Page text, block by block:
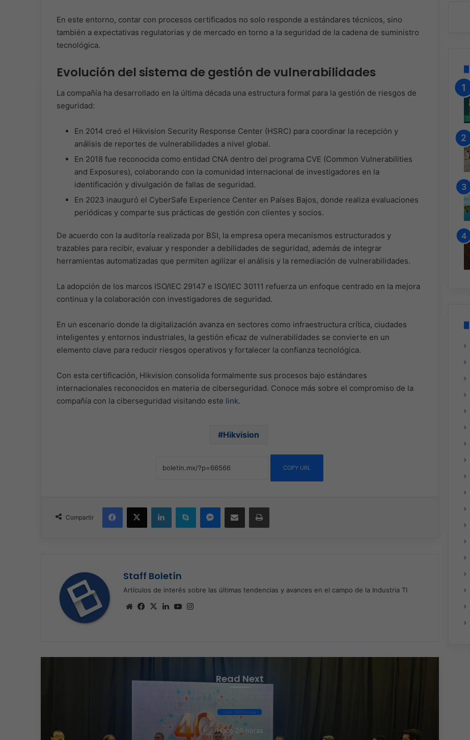
En este entorno, contar con procesos certificados no solo responde a estándares técnicos, sino
también a expectativas regulatorias y de mercado en torno a la seguridad de la cadena de suministro
tecnológica.
Evolución del sistema de gestión de vulnerabilidades
La compañía ha desarrollado en la última década una estructura formal para la gestión de riesgos de
seguridad:
En 2014 creó el Hikvision Security Response Center (HSRC) para coordinar la recepción y
análisis de reportes de vulnerabilidades a nivel global.
En 2018 fue reconocida como entidad CNA dentro del programa CVE (Common Vulnerabilities
and Exposures), colaborando con la comunidad internacional de investigadores en la
identificación y divulgación de fallas de seguridad.
En 2023 inauguró el CyberSafe Experience Center en Países Bajos, donde realiza evaluaciones
periódicas y comparte sus prácticas de gestión con clientes y socios.
De acuerdo con la auditoría realizada por BSI, la empresa opera mecanismos estructurados y
trazables para recibir, evaluar y responder a debilidades de seguridad, además de integrar
herramientas automatizadas que permiten agilizar el análisis y la remediación de vulnerabilidades.
La adopción de los marcos ISO/IEC 29147 e ISO/IEC 30111 refuerza un enfoque centrado en la mejora
continua y la colaboración con investigadores de seguridad.
En un escenario donde la digitalización avanza en sectores como infraestructura crítica, ciudades
inteligentes y entornos industriales, la gestión eficaz de vulnerabilidades se convierte en un
elemento clave para reducir riesgos operativos y fortalecer la confianza tecnológica.
Con esta certificación, Hikvision consolida formalmente sus procesos bajo estándares
internacionales reconocidos en materia de ciberseguridad. Conoce más sobre el compromiso de la
compañía con la ciberseguridad visitando este link.
Hikvision
COPY URL
Compartir
Facebook
X LinkedInSkype MessengerCompartir por correo electrónicoImprimir
Staff Boletín
Artículos de interés sobre las últimas tendencias y avances en el campo de la Industria TI
SitioFacebook
X LinkedInYouTube
Read Next
Expo Technology
Hace 20 horas